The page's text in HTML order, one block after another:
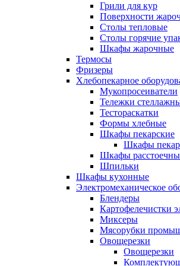
Грили для кур
Поверхности
Столы тепловые
Столы горячие
Шкафы жарочные
Термосы
Фризеры
Хлебопекарное
Мукопросеиватели
Тележки
Тестораскатки
Формы хлебные
Шкафы пекарские
Шкафы
Шкафы
Шпильки
Шкафы кухонные
Электромеханическое
Блендеры
Картофелечистки
Миксеры
Мясорубки
Овощерезки
Овощерезки